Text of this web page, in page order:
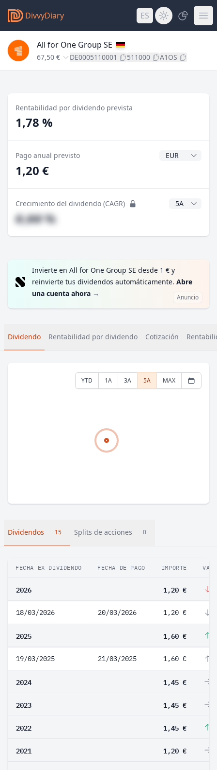
DivvyDiary ES
All for One Group SE
67,50 € DE0005110001 511000 A1OS
Rentabilidad por dividendo prevista
1,78 %
Pago anual previsto Divisa del
1,20 €
Crecimiento del dividendo (CAGR) Años CAGR
#,## %
Invierte en All for One Group SE desde 1 € y
reinvierte tus dividendos automáticamente. Abre
una cuenta ahora → Anuncio
Dividendo Rentabilidad por dividendo Cotización
YTD 1A 3A 5A MAX
Dividendos 15 Splits de acciones 0
FECHA EX-DIVIDENDO FECHA DE PAGO IMPORTE
2026 1,20 €
18/03/2026 20/03/2026 1,20 €
2025 1,60 €
19/03/2025 21/03/2025 1,60 €
2024 1,45 €
2023 1,45 €
2022 1,45 €
2021 1,20 €